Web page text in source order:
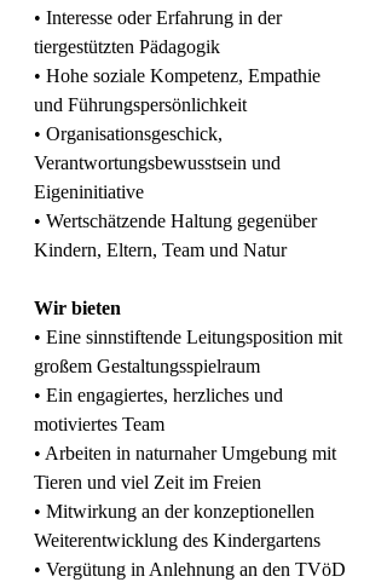
• Interesse oder Erfahrung in der
tiergestützten Pädagogik
• Hohe soziale Kompetenz, Empathie
und Führungspersönlichkeit
• Organisationsgeschick,
Verantwortungsbewusstsein und
Eigeninitiative
• Wertschätzende Haltung gegenüber
Kindern, Eltern, Team und Natur
Wir bieten
• Eine sinnstiftende Leitungsposition mit
großem Gestaltungsspielraum
• Ein engagiertes, herzliches und
motiviertes Team
• Arbeiten in naturnaher Umgebung mit
Tieren und viel Zeit im Freien
• Mitwirkung an der konzeptionellen
Weiterentwicklung des Kindergartens
• Vergütung in Anlehnung an den TVöD